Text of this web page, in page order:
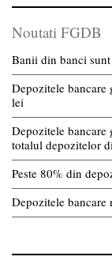
Noutati FGDB
Banii din banci
Depozitele bancare
lei
Depozitele bancare
totalul depozitelor
Peste 80% din
Depozitele bancare